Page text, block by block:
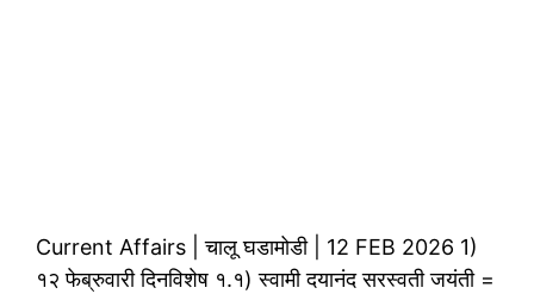
Current Affairs | चालू घडामोडी | 12 FEB 2026 1)
१२ फेब्रुवारी दिनविशेष १.१) स्वामी दयानंद सरस्वती जयंती =